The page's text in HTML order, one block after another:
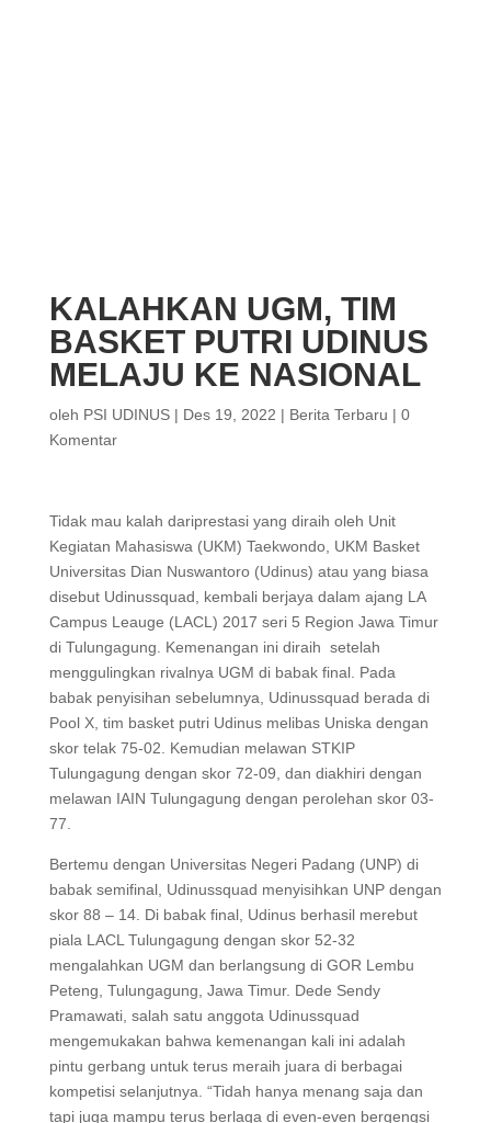
KALAHKAN UGM, TIM
BASKET PUTRI UDINUS
MELAJU KE NASIONAL
oleh PSI UDINUS| Des 19, 2022 | Berita Terbaru | 0
Komentar
Tidak mau kalah dariprestasi yang diraih oleh Unit
Kegiatan Mahasiswa (UKM) Taekwondo, UKM Basket
Universitas Dian Nuswantoro (Udinus) atau yang biasa
disebut Udinussquad, kembali berjaya dalam ajang LA
Campus Leauge (LACL) 2017 seri 5 Region Jawa Timur
di Tulungagung. Kemenangan ini diraih setelah
menggulingkan rivalnya UGM di babak final. Pada
babak penyisihan sebelumnya, Udinussquad berada di
Pool X, tim basket putri Udinus melibas Uniska dengan
skor telak 75-02. Kemudian melawan STKIP
Tulungagung dengan skor 72-09, dan diakhiri dengan
melawan IAIN Tulungagung dengan perolehan skor 03-
77.
Bertemu dengan Universitas Negeri Padang (UNP) di
babak semifinal, Udinussquad menyisihkan UNP dengan
skor 88 – 14. Di babak final, Udinus berhasil merebut
piala LACL Tulungagung dengan skor 52-32
mengalahkan UGM dan berlangsung di GOR Lembu
Peteng, Tulungagung, Jawa Timur. Dede Sendy
Pramawati, salah satu anggota Udinussquad
mengemukakan bahwa kemenangan kali ini adalah
pintu gerbang untuk terus meraih juara di berbagai
kompetisi selanjutnya. “Tidah hanya menang saja dan
tapi juga mampu terus berlaga di even-even bergengsi